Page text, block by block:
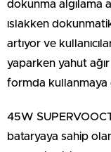
dokunma algılama
ıslakken
artıyor ve
yaparken yahut
formda kullanmaya
45W
bataryaya sahip